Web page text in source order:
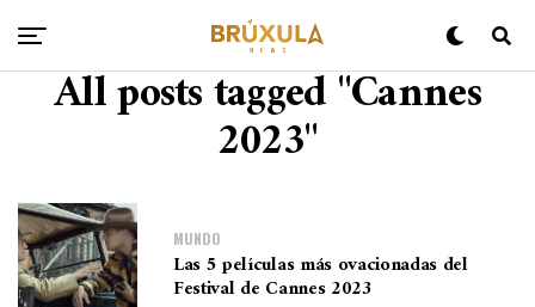
All posts tagged "Cannes
2023"
MUNDO
Las 5 películas más ovacionadas del
Festival de Cannes 2023